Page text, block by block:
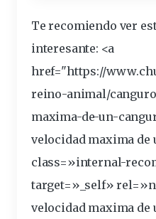
Te recomiendo ver
interesante: <a
href="https://
reino-animal/
maxima-de-un-
velocidad maxima de
class=»internal-
target=»_self»
velocidad maxima de